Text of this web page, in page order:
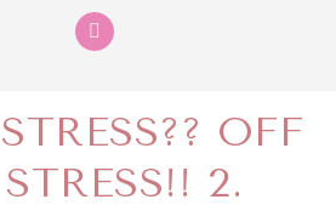
OFF
2.